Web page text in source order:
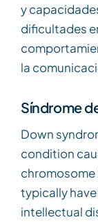
y
dificultades
la
Síndrome
Down
condition
chromosome
typically
intellectual